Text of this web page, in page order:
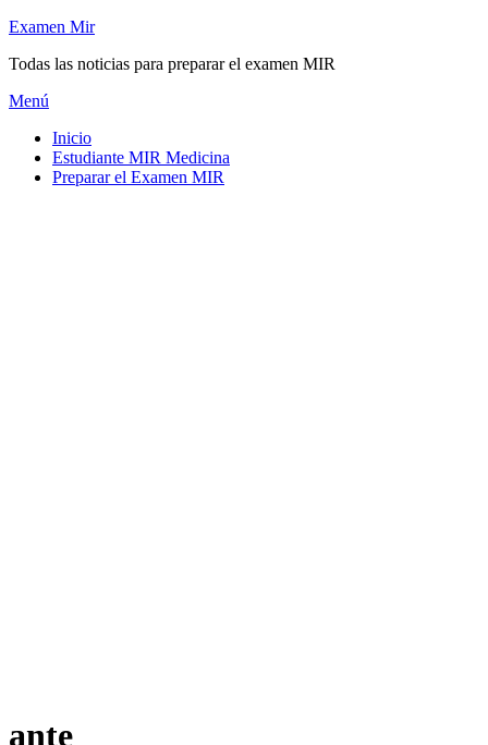
Saltar
contenido
Examen Mir
Todas las noticias para preparar el examen MIR
Menú
Inicio
Estudiante MIR Medicina
Preparar el Examen MIR
Etiqueta
:
ante